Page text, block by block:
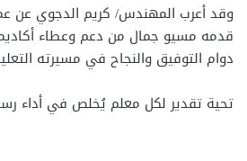
وقد أعرب المهندس/ كريم الدجوي عن
قدمه مسيو جمال من دعم وعطاء
دوام التوفيق والنجاح في مسيرته
تحية تقدير لكل معلم يُخلص في أداء